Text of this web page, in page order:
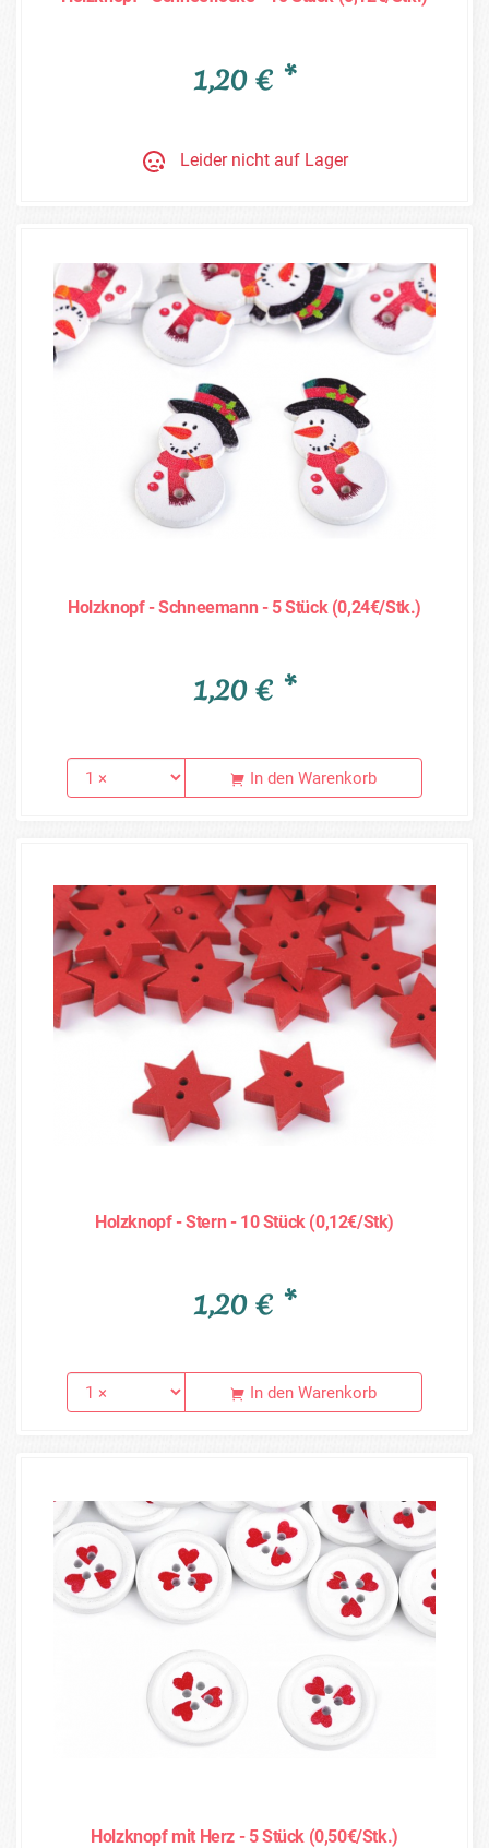
1,20 € *
Leider nicht auf Lager
Holzknopf - Schneemann - 5 Stück (0,24€/Stk.)
1,20 € *
In den Warenkorb
Holzknopf - Stern - 10 Stück (0,12€/Stk)
1,20 € *
In den Warenkorb
Holzknopf mit Herz - 5 Stück (0,50€/Stk.)